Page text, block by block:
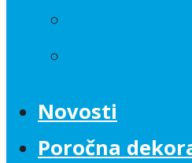
Novosti
Poročna